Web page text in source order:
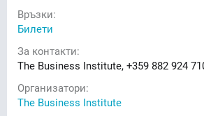
Връзки:
Билети
За контакти:
The Business Institute, +359 882 924
Организатори:
The Business Institute